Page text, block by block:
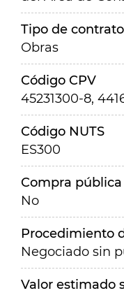
Tipo de contrato
Obras
Código CPV
45231300-8,
Código NUTS
ES300
Compra
No
Procedimiento
Negociado sin
Valor estimado